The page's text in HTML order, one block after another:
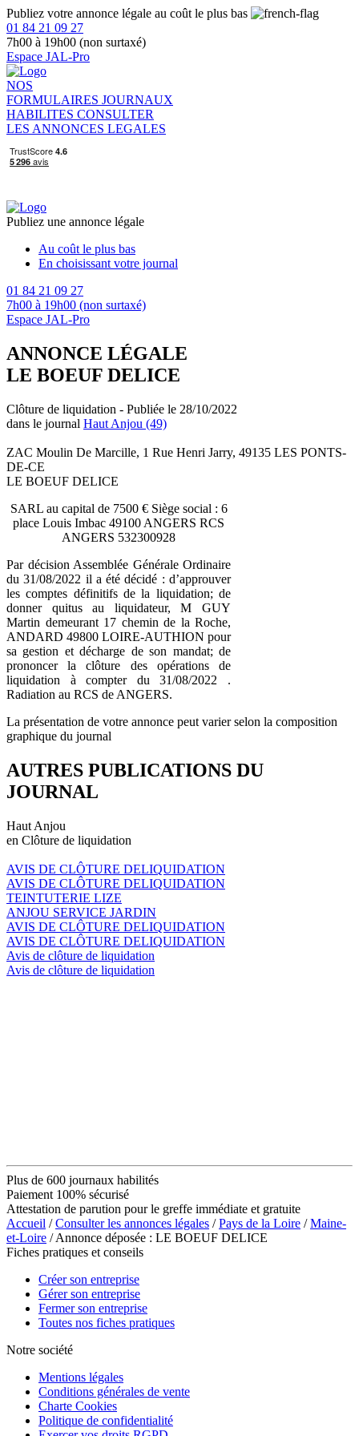
Publiez votre annonce légale au coût le plus bas
01 84 21 09 27
7h00 à 19h00 (non surtaxé)
Espace JAL-Pro
NOS
FORMULAIRES JOURNAUX
HABILITES CONSULTER
LES ANNONCES LEGALES
Publiez une annonce légale
Au coût le plus bas
En choisissant votre journal
01 84 21 09 27
7h00 à 19h00 (non surtaxé)
Espace JAL-Pro
ANNONCE LÉGALE
LE BOEUF DELICE
Clôture de liquidation - Publiée le 28/10/2022
dans le journal Haut Anjou (49)
ZAC Moulin De Marcille, 1 Rue Henri Jarry, 49135 LES PONTS-
DE-CE
LE BOEUF DELICE
SARL au capital de 7500 € Siège social : 6
place Louis Imbac 49100 ANGERS RCS
ANGERS 532300928
Par décision Assemblée Générale Ordinaire
du 31/08/2022 il a été décidé : d’approuver
les comptes définitifs de la liquidation; de
donner quitus au liquidateur, M GUY
Martin demeurant 17 chemin de la Roche,
ANDARD 49800 LOIRE-AUTHION pour
sa gestion et décharge de son mandat; de
prononcer la clôture des opérations de
liquidation à compter du 31/08/2022 .
Radiation au RCS de ANGERS.
La présentation de votre annonce peut varier selon la composition
graphique du journal
AUTRES PUBLICATIONS DU
JOURNAL
Haut Anjou
en Clôture de liquidation
AVIS DE CLÔTURE DELIQUIDATION
AVIS DE CLÔTURE DELIQUIDATION
TEINTUTERIE LIZE
ANJOU SERVICE JARDIN
AVIS DE CLÔTURE DELIQUIDATION
AVIS DE CLÔTURE DELIQUIDATION
Avis de clôture de liquidation
Avis de clôture de liquidation
Plus de 600 journaux habilités
Paiement 100% sécurisé
Attestation de parution pour le greffe immédiate et gratuite
Accueil /Consulter les annonces légales /Pays de la Loire /Maine-
et-Loire / Annonce déposée : LE BOEUF DELICE
Fiches pratiques et conseils
Créer son entreprise
Gérer son entreprise
Fermer son entreprise
Toutes nos fiches pratiques
Notre société
Mentions légales
Conditions générales de vente
Charte Cookies
Politique de confidentialité